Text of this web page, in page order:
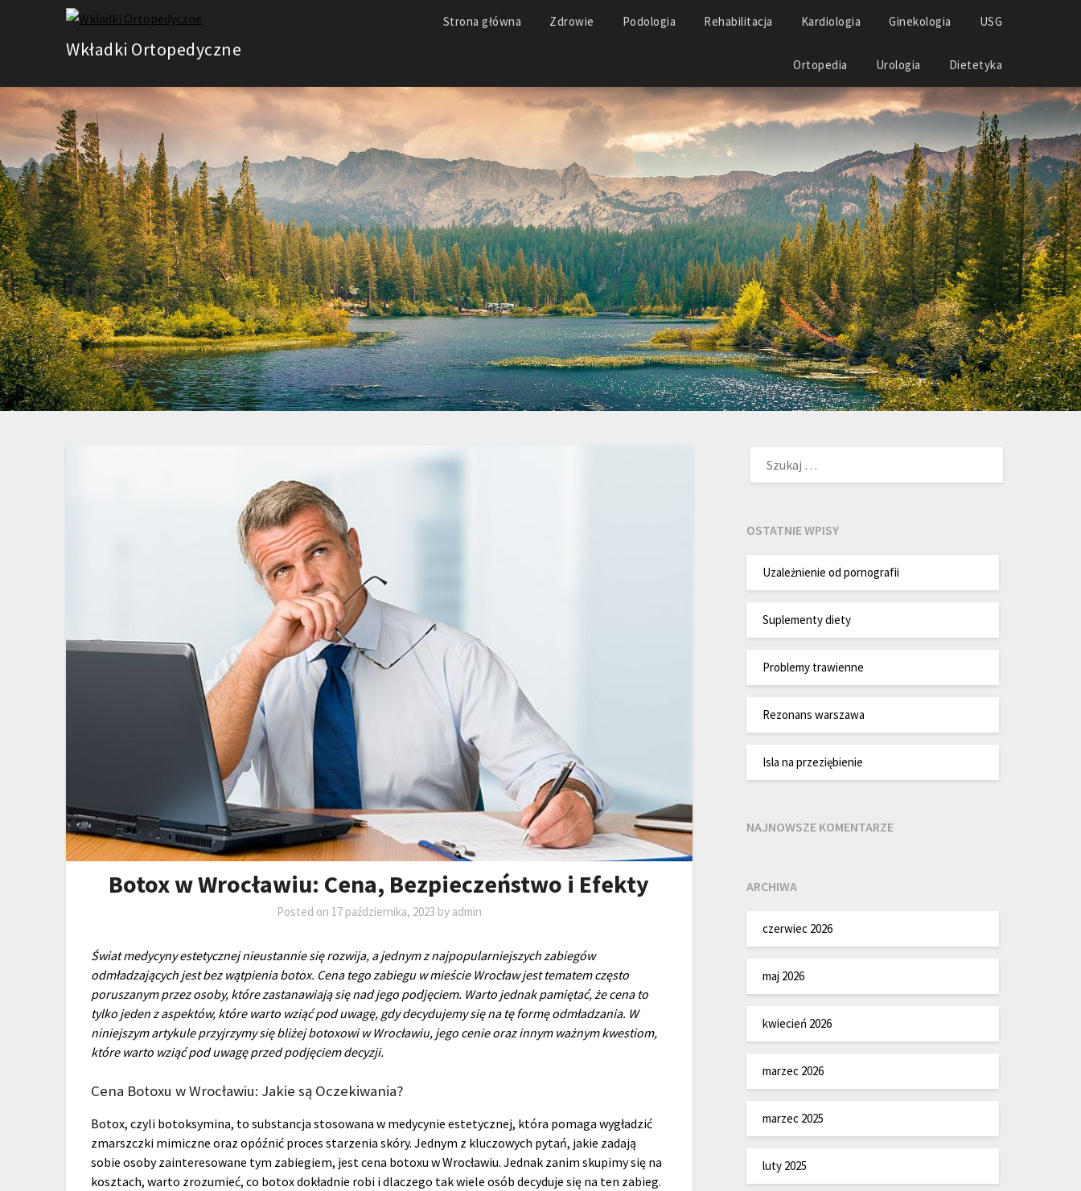
Wkładki Ortopedyczne
Strona główna Zdrowie Podologia Rehabilitacja Kardiologia Ginekologia USG
Ortopedia Urologia Dietetyka
Botox w Wrocławiu: Cena, Bezpieczeństwo i Efekty
Posted on 17 października, 2023 by admin
Świat medycyny estetycznej nieustannie się rozwija, a jednym z najpopularniejszych zabiegów
odmładzających jest bez wątpienia botox. Cena tego zabiegu w mieście Wrocław jest tematem często
poruszanym przez osoby, które zastanawiają się nad jego podjęciem. Warto jednak pamiętać, że cena to
tylko jeden z aspektów, które warto wziąć pod uwagę, gdy decydujemy się na tę formę odmładzania. W
niniejszym artykule przyjrzymy się bliżej botoxowi w Wrocławiu, jego cenie oraz innym ważnym kwestiom,
które warto wziąć pod uwagę przed podjęciem decyzji.
Cena Botoxu w Wrocławiu: Jakie są Oczekiwania?
Botox, czyli botoksymina, to substancja stosowana w medycynie estetycznej, która pomaga wygładzić
zmarszczki mimiczne oraz opóźnić proces starzenia skóry. Jednym z kluczowych pytań, jakie zadają
sobie osoby zainteresowane tym zabiegiem, jest cena botoxu w Wrocławiu. Jednak zanim skupimy się na
kosztach, warto zrozumieć, co botox dokładnie robi i dlaczego tak wiele osób decyduje się na ten zabieg.
OSTATNIE WPISY
Uzależnienie od pornografii
Suplementy diety
Problemy trawienne
Rezonans warszawa
Isla na przeziębienie
NAJNOWSZE KOMENTARZE
ARCHIWA
czerwiec 2026
maj 2026
kwiecień 2026
marzec 2026
marzec 2025
luty 2025